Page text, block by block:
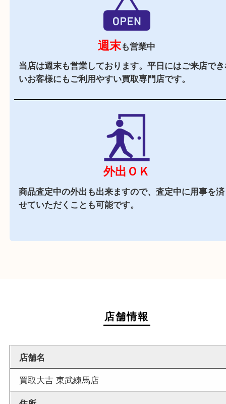
駅チカ
東武練馬駅の北口より徒歩1分です。駅を出て成
駐車場あり
お車でお越しのお客様はコインパーキングをご
さい。
近隣にイオンスタイル板橋がございますので、
お買い物も出来る買取店です。